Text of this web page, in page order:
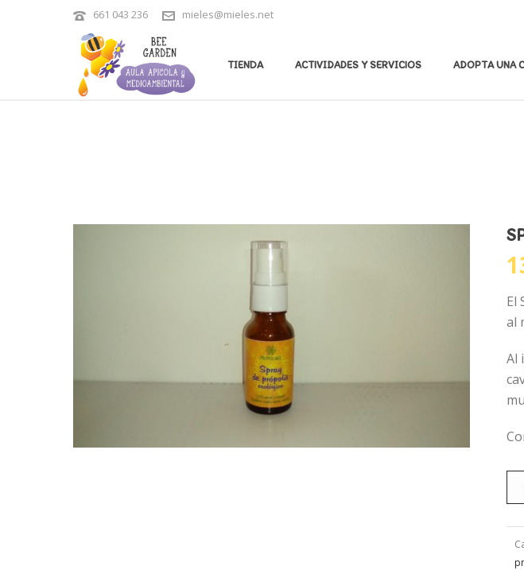
661 043 236 mieles@mieles.net
TIENDA ACTIVIDADES Y SERVICIOS ADOPTA UNA
El
al
Al